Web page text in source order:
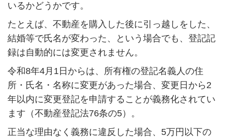
いるかどうかです。
たとえば、不動産を購入した後に引っ越しをした、
結婚等で氏名が変わった、という場合でも、登記記
録は自動的には変更されません。
令和8年4月1日からは、所有権の登記名義人の住
所・氏名・名称に変更があった場合、変更日から2
年以内に変更登記を申請することが義務化されてい
ます（不動産登記法76条の5）。
正当な理由なく義務に違反した場合、5万円以下の